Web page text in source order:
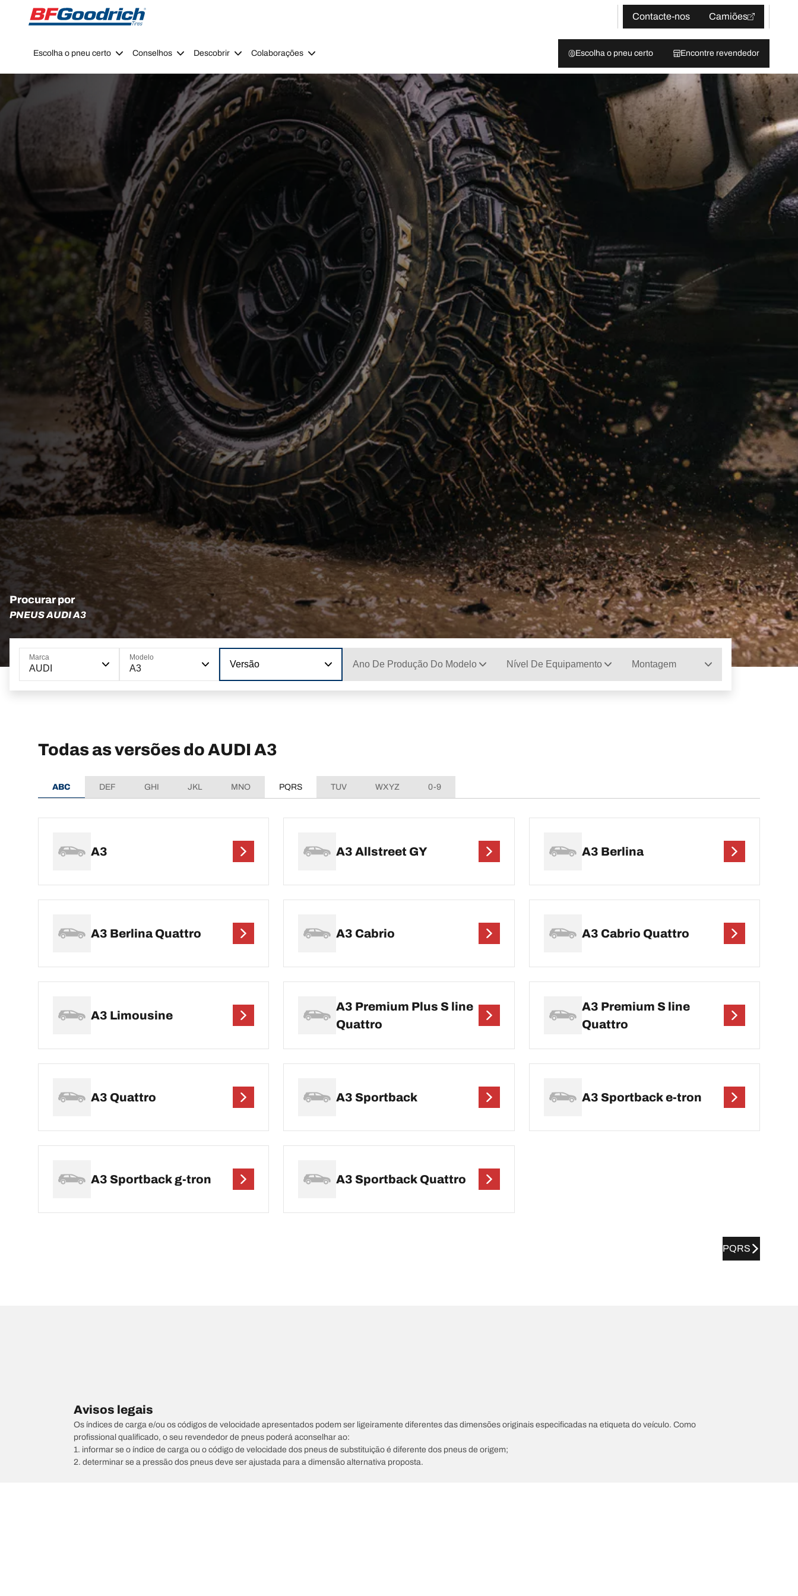
Go to page content
Go to page navigation
Contacte-nos
Camiões
Escolha o pneu certo Conselhos Descobrir Colaborações Escolha o pneu certo Encontre revendedor
Procurar por
PNEUS AUDI A3
Marca
AUDI
Modelo
A3 Versão Ano De Produção Do Modelo Nível De Equipamento Montagem
Todas as versões do AUDI A3
ABC DEF GHI JKL MNO PQRS TUV WXYZ 0-9
A3 A3 Allstreet GY A3 Berlina
A3 Berlina Quattro A3 Cabrio A3 Cabrio Quattro
A3 Limousine
A3 Premium Plus S line
Quattro
A3 Premium S line
Quattro
A3 Quattro A3 Sportback A3 Sportback e-tron
A3 Sportback g-tron A3 Sportback Quattro
PQRS
Avisos legais
Os índices de carga e/ou os códigos de velocidade apresentados podem ser ligeiramente diferentes das dimensões originais especificadas na etiqueta do veículo. Como
profissional qualificado, o seu revendedor de pneus poderá aconselhar ao:
1. informar se o índice de carga ou o código de velocidade dos pneus de substituição é diferente dos pneus de origem;
2. determinar se a pressão dos pneus deve ser ajustada para a dimensão alternativa proposta.